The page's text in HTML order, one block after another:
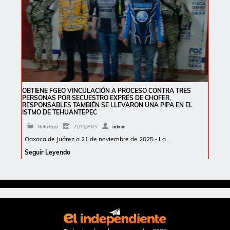
OBTIENE FGEO VINCULACIÓN A PROCESO CONTRA TRES
PERSONAS POR SECUESTRO EXPRÉS DE CHOFER,
RESPONSABLES TAMBIÉN SE LLEVARON UNA PIPA EN EL
ISTMO DE TEHUANTEPEC
Nota Roja 21/11/2025 admin
Oaxaca de Juárez a 21 de noviembre de 2025.- La …
Seguir Leyendo